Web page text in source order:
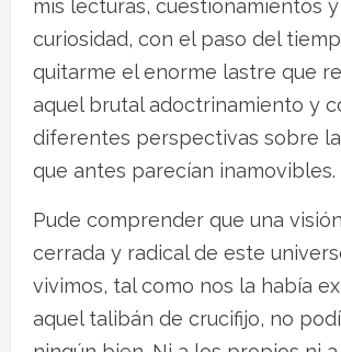
mis lecturas, cuestionamientos
curiosidad, con el paso del
quitarme el enorme lastre que
aquel brutal adoctrinamiento y
diferentes perspectivas sobre
que antes parecían inamovibles.
Pude comprender que una
cerrada y radical de este
vivimos, tal como nos la había
aquel talibán de crucifijo, no